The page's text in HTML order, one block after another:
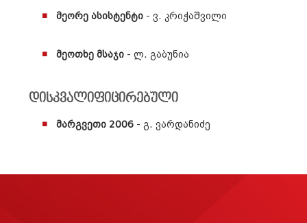
მეორე ასისტენტი - ვ. კრიჭაშვილი
მეოთხე მსაჯი - ლ. გაბუნია
დისკვალიფიცირებული
მარგვეთი 2006 - გ. ვარდანიძე